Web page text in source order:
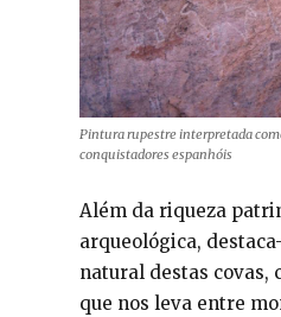
Pintura rupestre interpretada
conquistadores espanhóis
Além da riqueza
arqueológica,
natural destas covas,
que nos leva entre